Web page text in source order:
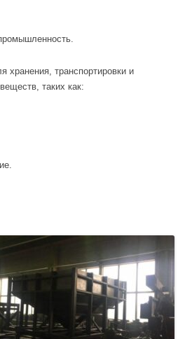
хранения, транспортировки и
таких как: